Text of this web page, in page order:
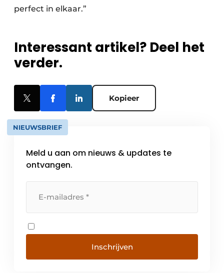
perfect in elkaar.”
Interessant artikel? Deel het
verder.
Kopieer
NIEUWSBRIEF
Meld u aan om nieuws & updates te
ontvangen.
Inschrijven